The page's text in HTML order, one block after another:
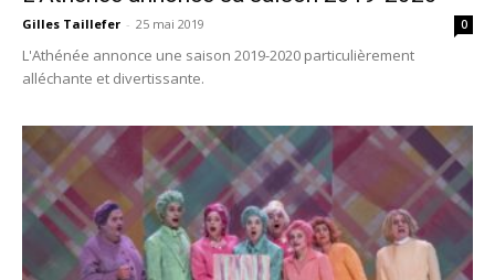
Gilles Taillefer - 25 mai 2019 0
L'Athénée annonce une saison 2019-2020 particulièrement
alléchante et divertissante.